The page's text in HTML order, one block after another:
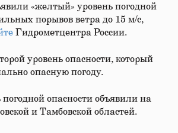
«желтый» уровень погодной
порывов ветра до 15 м/с,
Гидрометцентра России.
уровень опасности, который
опасную погоду.
опасности объявили на
и Тамбовской областей.